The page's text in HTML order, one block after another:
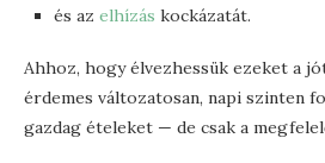
és az elhízás kockázatát.
Ahhoz, hogy élvezhessük ezeket a
érdemes változatosan, napi szinten
gazdag ételeket — de csak a